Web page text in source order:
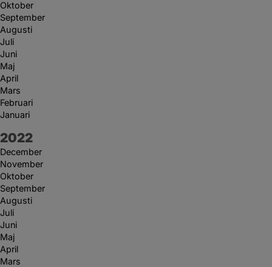
Oktober
September
Augusti
Juli
Juni
Maj
April
Mars
Februari
Januari
År:
2022
December
November
Oktober
September
Augusti
Juli
Juni
Maj
April
Mars